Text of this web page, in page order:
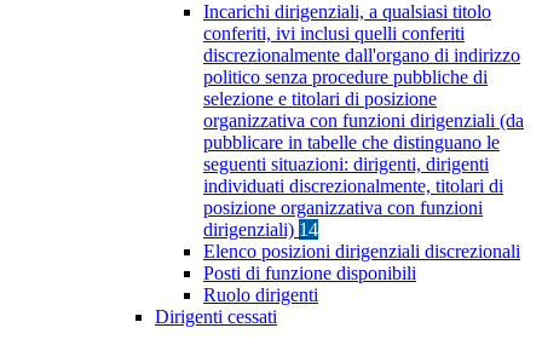
Incarichi dirigenziali, a qualsiasi titolo
conferiti, ivi inclusi quelli conferiti
discrezionalmente dall'organo di indirizzo
politico senza procedure pubbliche di
selezione e titolari di posizione
organizzativa con funzioni dirigenziali (da
pubblicare in tabelle che distinguano le
seguenti situazioni: dirigenti, dirigenti
individuati discrezionalmente, titolari di
posizione organizzativa con funzioni
dirigenziali) 14
Elenco posizioni dirigenziali discrezionali
Posti di funzione disponibili
Ruolo dirigenti
Dirigenti cessati